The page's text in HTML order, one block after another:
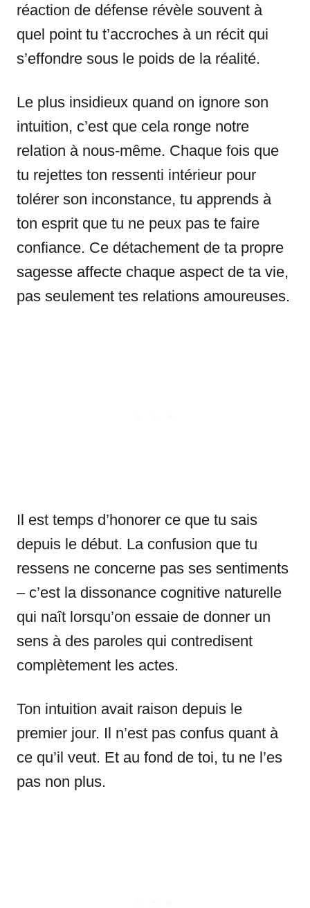
réaction de défense révèle souvent à
quel point tu t’accroches à un récit qui
s’effondre sous le poids de la réalité.
Le plus insidieux quand on ignore son
intuition, c’est que cela ronge notre
relation à nous-même. Chaque fois que
tu rejettes ton ressenti intérieur pour
tolérer son inconstance, tu apprends à
ton esprit que tu ne peux pas te faire
confiance. Ce détachement de ta propre
sagesse affecte chaque aspect de ta vie,
pas seulement tes relations amoureuses.
Il est temps d’honorer ce que tu sais
depuis le début. La confusion que tu
ressens ne concerne pas ses sentiments
– c’est la dissonance cognitive naturelle
qui naît lorsqu’on essaie de donner un
sens à des paroles qui contredisent
complètement les actes.
Ton intuition avait raison depuis le
premier jour. Il n’est pas confus quant à
ce qu’il veut. Et au fond de toi, tu ne l’es
pas non plus.